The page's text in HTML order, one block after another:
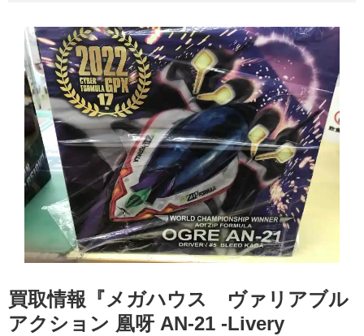
買取情報『メガハウス ヴァリアブル
アクション ​凰呀 ​AN‐21 ​-Livery ​